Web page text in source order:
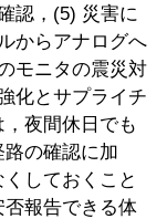
認，(5) 災害に
からアナログへ
モニタの震災対
化とサプライチ
夜間休日でも
の確認に加
しておくこと
否報告できる体